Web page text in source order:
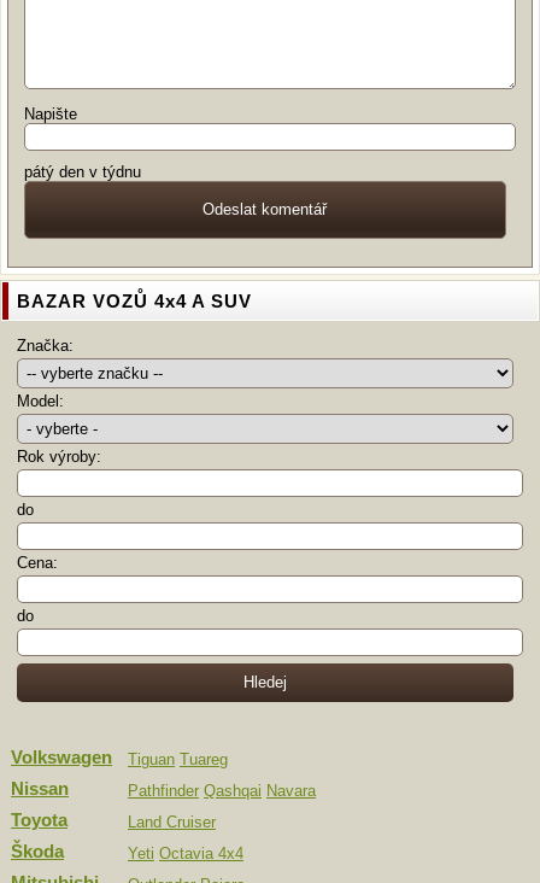
Napište
pátý den v týdnu
BAZAR VOZŮ 4x4 A SUV
Značka:
Model:
Rok výroby:
do
Cena:
do
Volkswagen Tiguan Tuareg
Nissan Pathfinder Qashqai Navara
Toyota Land Cruiser
Škoda Yeti Octavia 4x4